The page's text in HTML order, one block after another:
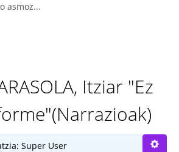
asmoz...
Itziar "Ez
Super User